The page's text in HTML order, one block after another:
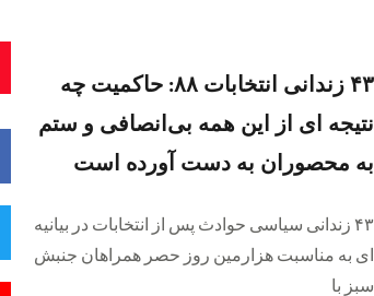
۴۳ زندانی انتخابات ۸۸: حاکمیت چه
نتیجه ای از این همه بی‌انصافی و ستم
به محصوران به دست آورده است
۴۳ زندانی سیاسی حوادث پس از انتخابات در بیانیه
ای به مناسبت هزارمین روز حصر همراهان جنبش
سبز با